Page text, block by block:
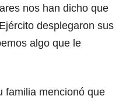
nos han dicho que
desplegaron sus
algo que le
familia mencionó que